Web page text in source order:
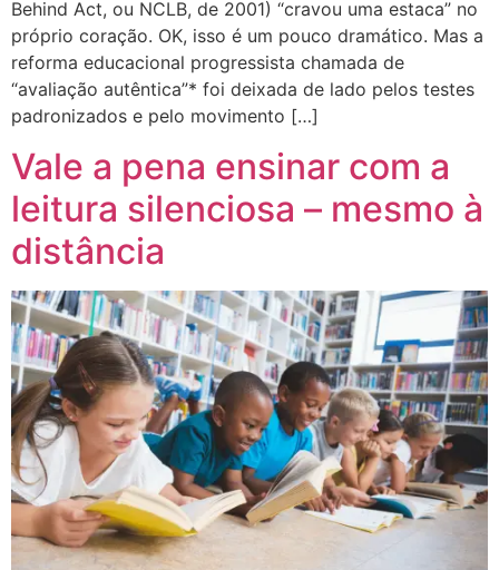
Behind Act, ou NCLB, de 2001) “cravou uma estaca” no
próprio coração. OK, isso é um pouco dramático. Mas a
reforma educacional progressista chamada de
“avaliação autêntica”* foi deixada de lado pelos testes
padronizados e pelo movimento […]
Vale a pena ensinar com a
leitura silenciosa – mesmo à
distância